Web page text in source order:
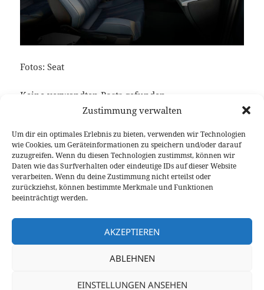
Zustimmung verwalten
Um dir ein optimales Erlebnis zu bieten, verwenden wir Technologien
wie Cookies, um Geräteinformationen zu speichern und/oder darauf
zuzugreifen. Wenn du diesen Technologien zustimmst, können wir
Daten wie das Surfverhalten oder eindeutige IDs auf dieser Website
verarbeiten. Wenn du deine Zustimmung nicht erteilst oder
zurückziehst, können bestimmte Merkmale und Funktionen
beeinträchtigt werden.
AKZEPTIEREN
ABLEHNEN
EINSTELLUNGEN ANSEHEN
Fotos: Seat
Keine verwandten Posts gefunden.
Veröffentlicht
am
22. Februar 2019 Autor
Larissa Rutkowski Kategorien
News Schlagwörter
CUPRA
Plug-in Hybrid
Beitragsnavigation
VORHERIGER
Vorheriger
Beitrag:
Erster Test des neuen Mazda3 Skyactiv-G
2.0 M Hybrid
Überarbeiteter Volvo XC90 führt Mild-